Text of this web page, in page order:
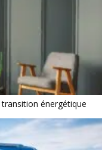
énergétique